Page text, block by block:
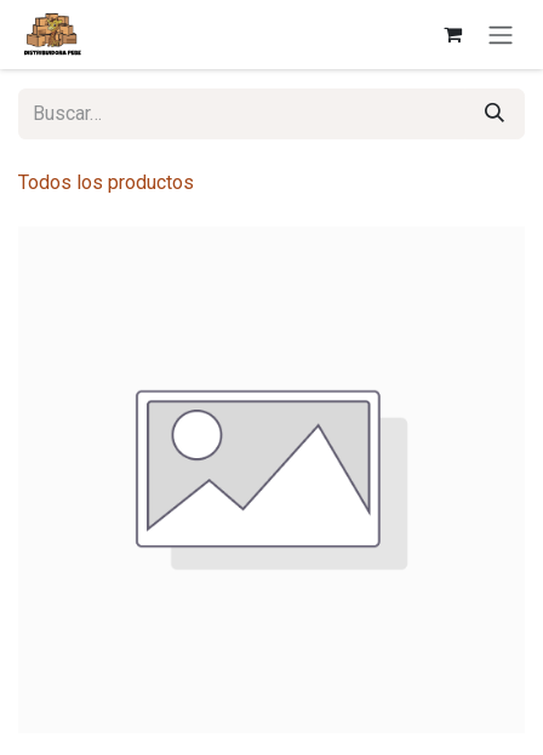
Ir al contenido
Todos los productos